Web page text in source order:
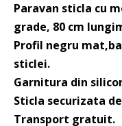
Paravan sticla cu
grade, 80 cm
Profil negru
sticlei.
Garnitura din
Sticla securizata
Transport gratuit.